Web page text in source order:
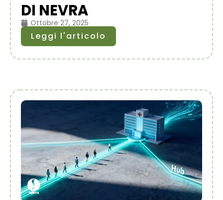
DI NEVRA
Ottobre 27, 2025
Leggi l'articolo